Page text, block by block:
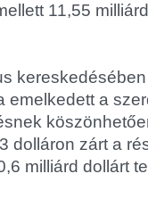
11,55
emelkedett a
dolláron zárt a
milliárd dollárt